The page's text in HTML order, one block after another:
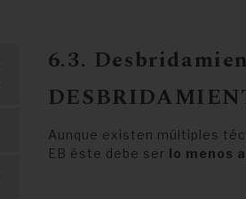
6.3.
Aunque existen múltiples
EB éste debe ser lo menos